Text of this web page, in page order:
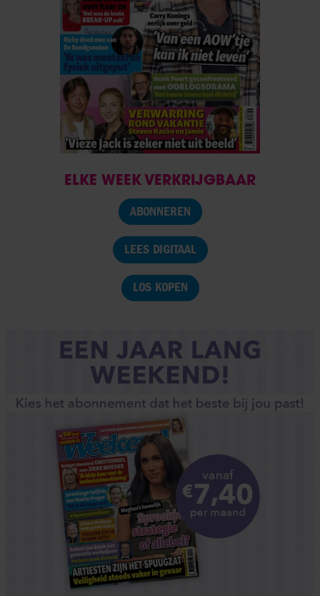
ELKE WEEK VERKRIJGBAAR
ABONNEREN
LEES DIGITAAL
LOS KOPEN